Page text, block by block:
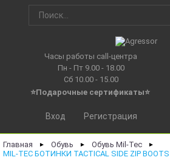
Часы работы call-центра
Пн - Пт 9.00 - 18.00
Сб 10.00 - 15.00
⭐Подарочные сертификаты⭐
Вход Регистрация
Главная ► Обувь ► Обувь Mil-Tec ►
MIL-TEC БОТИНКИ TACTICAL SIDE ZIP